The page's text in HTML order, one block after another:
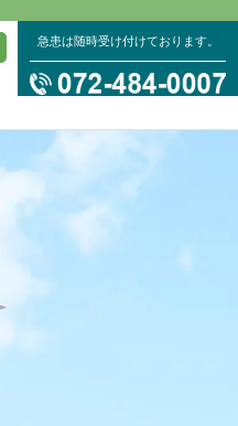
急患は随時受け付けております。